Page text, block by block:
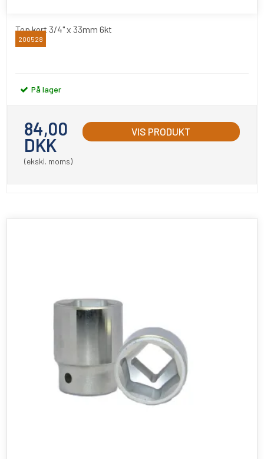
Top kort 3/4" x 33mm 6kt
BATO
200528
På lager
84,00
DKK
(ekskl. moms)
VIS PRODUKT